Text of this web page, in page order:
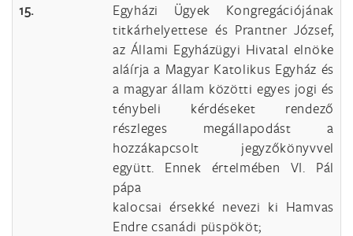
15.
Egyházi Ügyek Kongregációjának
titkárhelyettese és Prantner József,
az Állami Egyházügyi Hivatal elnöke
aláírja a Magyar Katolikus Egyház és
a magyar állam közötti egyes jogi és
ténybeli kérdéseket rendező
részleges megállapodást a
hozzákapcsolt jegyzőkönyvvel
együtt. Ennek értelmében VI. Pál
pápa
kalocsai érsekké nevezi ki Hamvas
Endre csanádi püspököt;